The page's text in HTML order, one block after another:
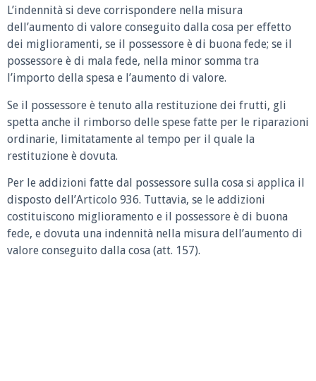
L’indennità si deve corrispondere nella misura
dell’aumento di valore conseguito dalla cosa per effetto
dei miglioramenti, se il possessore è di buona fede; se il
possessore è di mala fede, nella minor somma tra
l’importo della spesa e l’aumento di valore.
Se il possessore è tenuto alla restituzione dei frutti, gli
spetta anche il rimborso delle spese fatte per le riparazioni
ordinarie, limitatamente al tempo per il quale la
restituzione è dovuta.
Per le addizioni fatte dal possessore sulla cosa si applica il
disposto dell’Articolo 936. Tuttavia, se le addizioni
costituiscono miglioramento e il possessore è di buona
fede, e dovuta una indennità nella misura dell’aumento di
valore conseguito dalla cosa (att. 157).